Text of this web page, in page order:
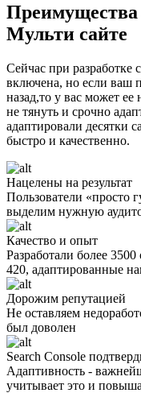
Преимущества
Мульти сайте
Сейчас при разработке
включена, но если ваш
назад,то у вас может
не тянуть и срочно
адаптировали десятки
быстро и качественно.
Нацелены на результат
Пользователи «просто
выделим нужную
Качество и опыт
Разработали более
420, адаптированные
Дорожим репутацией
Не оставляем
был доволен
Search Console
Адаптивность -
учитывает это и